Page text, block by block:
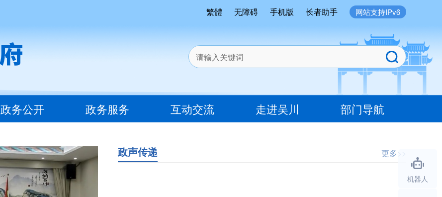
繁體 无障碍 手机版 长者助手 网站支持IPv6
政务公开 政务服务 互动交流 走进吴川 部门导航
政声传递 更多>>
机器人